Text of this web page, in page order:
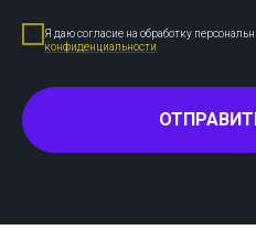
Я даю согласие на обработку
конфиденциальности